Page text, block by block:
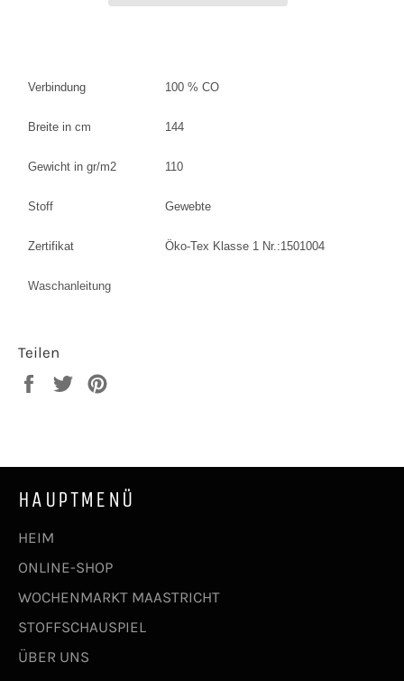
Verbindung 100 % CO
Breite in cm 144
Gewicht in gr/m2 110
Stoff Gewebte
Zertifikat Öko-Tex Klasse 1 Nr.:1501004
Waschanleitung
Teilen
Auf
Auf
HAUPTMENÜ
HEIM
ONLINE-SHOP
WOCHENMARKT MAASTRICHT
STOFFSCHAUSPIEL
ÜBER UNS